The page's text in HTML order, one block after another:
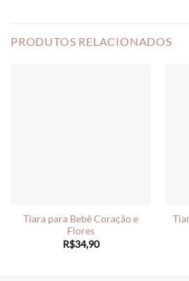
PRODUTOS RELACIONADOS
Tiara para Bebê Coração e
Flores
R$34,90